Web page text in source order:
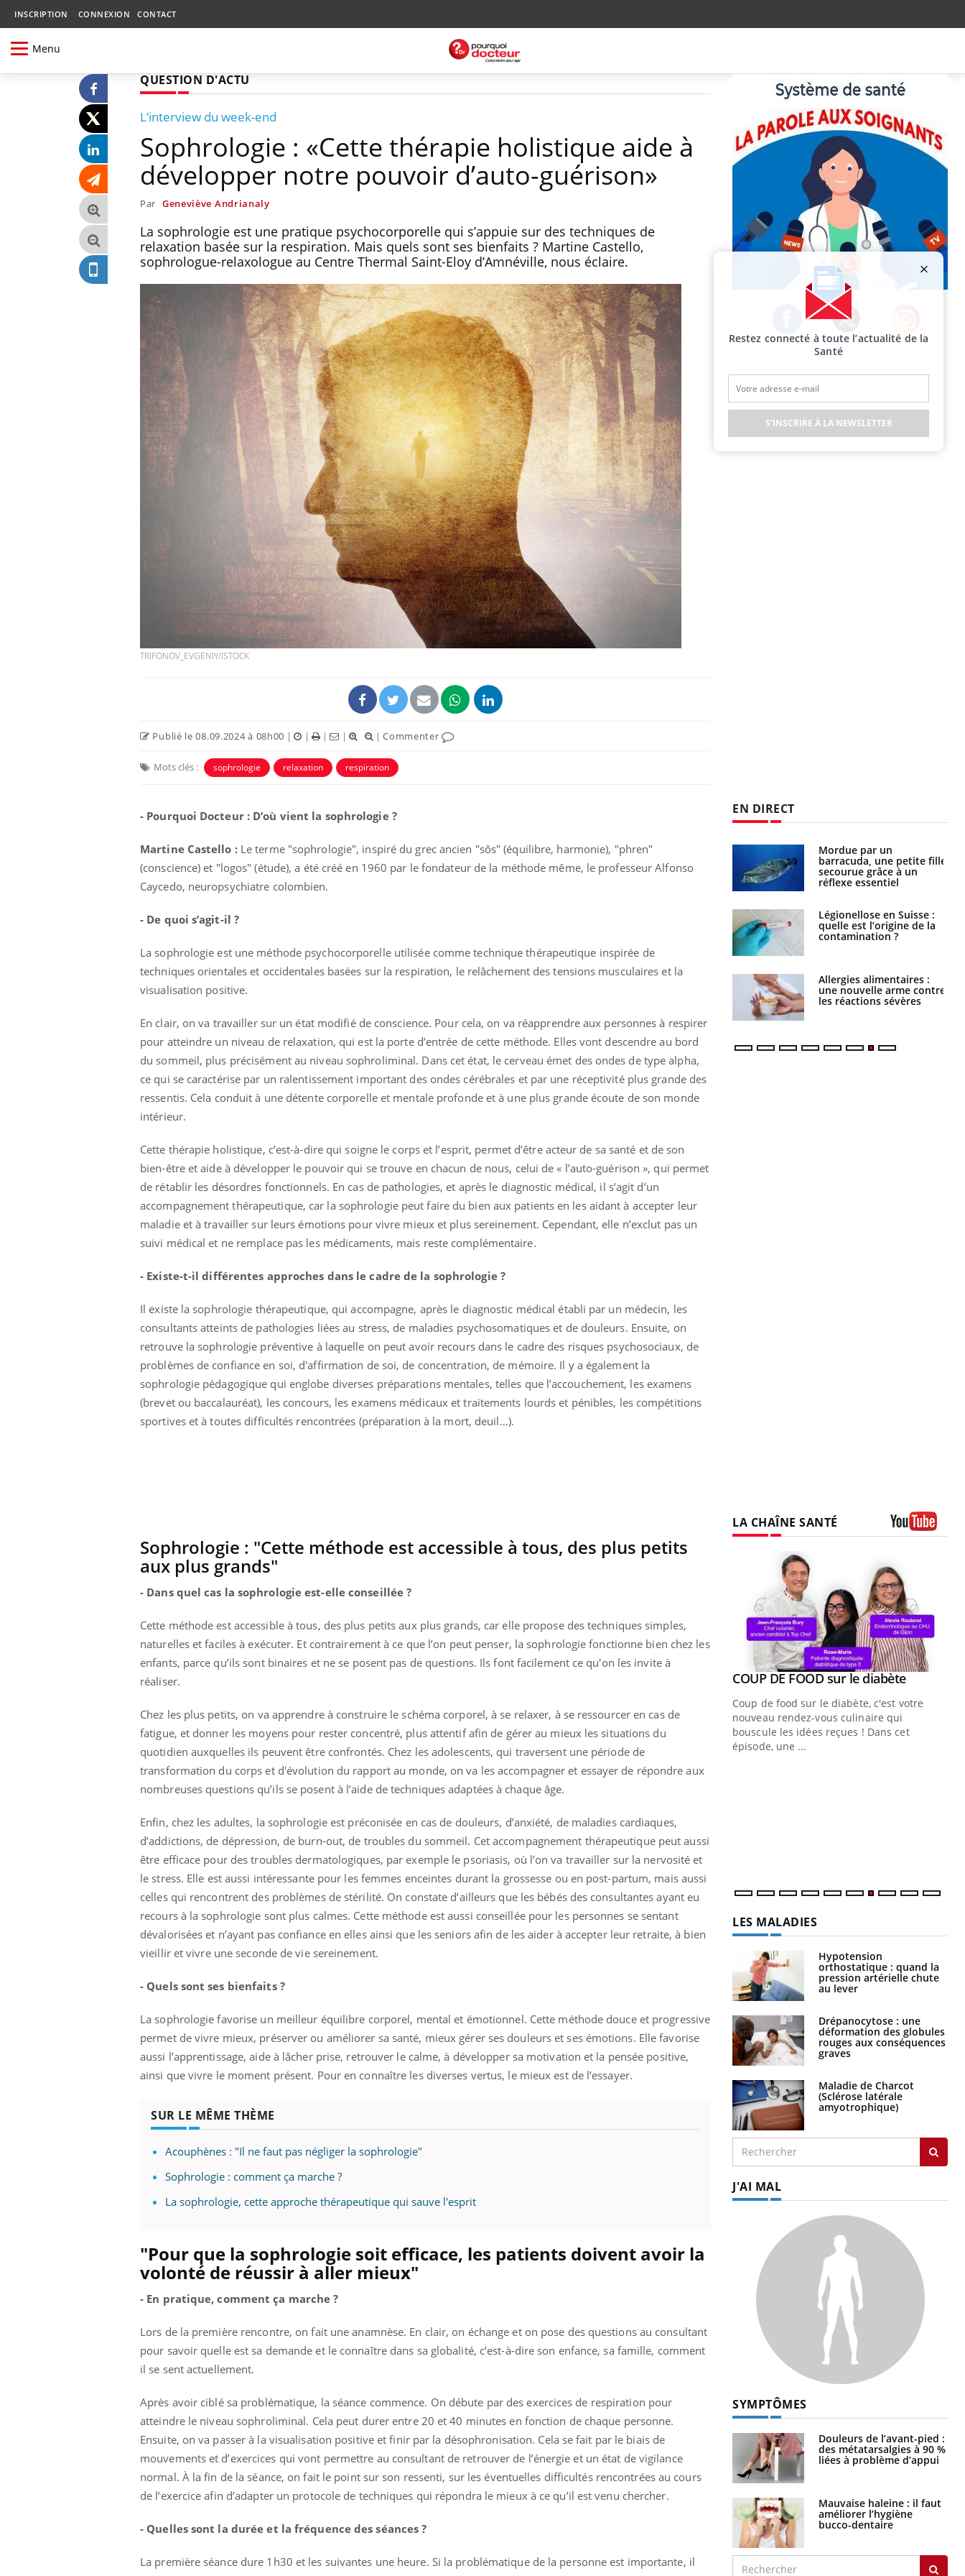
INSCRIPTION CONNEXION CONTACT
Menu
QUESTION D'ACTU
L’interview du week-end
Sophrologie : «Cette thérapie holistique aide à
développer notre pouvoir d’auto-guérison»
Par Geneviève Andrianaly
La sophrologie est une pratique psychocorporelle qui s’appuie sur des techniques de
relaxation basée sur la respiration. Mais quels sont ses bienfaits ? Martine Castello,
sophrologue-relaxologue au Centre Thermal Saint-Eloy d’Amnéville, nous éclaire.
TRIFONOV_EVGENIY/ISTOCK
Publié le 08.09.2024 à 08h00 | | | | |Commenter
Mots clés : sophrologie relaxation respiration
- Pourquoi Docteur : D’où vient la sophrologie ?
Martine Castello :Le terme "sophrologie", inspiré du grec ancien "sôs" (équilibre, harmonie), "phren"
(conscience) et "logos" (étude), a été créé en 1960 par le fondateur de la méthode même, le professeur Alfonso
Caycedo, neuropsychiatre colombien.
- De quoi s’agit-il ?
La sophrologie est une méthode psychocorporelle utilisée comme technique thérapeutique inspirée de
techniques orientales et occidentales basées sur la respiration, le relâchement des tensions musculaires et la
visualisation positive.
En clair, on va travailler sur un état modifié de conscience. Pour cela, on va réapprendre aux personnes à respirer
pour atteindre un niveau de relaxation, qui est la porte d’entrée de cette méthode. Elles vont descendre au bord
du sommeil, plus précisément au niveau sophroliminal. Dans cet état, le cerveau émet des ondes de type alpha,
ce qui se caractérise par un ralentissement important des ondes cérébrales et par une réceptivité plus grande des
ressentis. Cela conduit à une détente corporelle et mentale profonde et à une plus grande écoute de son monde
intérieur.
Cette thérapie holistique, c’est-à-dire qui soigne le corps et l’esprit, permet d’être acteur de sa santé et de son
bien-être et aide à développer le pouvoir qui se trouve en chacun de nous, celui de « l’auto-guérison », qui permet
de rétablir les désordres fonctionnels. En cas de pathologies, et après le diagnostic médical, il s’agit d’un
accompagnement thérapeutique, car la sophrologie peut faire du bien aux patients en les aidant à accepter leur
maladie et à travailler sur leurs émotions pour vivre mieux et plus sereinement. Cependant, elle n’exclut pas un
suivi médical et ne remplace pas les médicaments, mais reste complémentaire.
- Existe-t-il différentes approches dans le cadre de la sophrologie ?
Il existe la sophrologie thérapeutique, qui accompagne, après le diagnostic médical établi par un médecin, les
consultants atteints de pathologies liées au stress, de maladies psychosomatiques et de douleurs. Ensuite, on
retrouve la sophrologie préventive à laquelle on peut avoir recours dans le cadre des risques psychosociaux, de
problèmes de confiance en soi, d'affirmation de soi, de concentration, de mémoire. Il y a également la
sophrologie pédagogique qui englobe diverses préparations mentales, telles que l’accouchement, les examens
(brevet ou baccalauréat), les concours, les examens médicaux et traitements lourds et pénibles, les compétitions
sportives et à toutes difficultés rencontrées (préparation à la mort, deuil…).
Sophrologie : "Cette méthode est accessible à tous, des plus petits
aux plus grands"
- Dans quel cas la sophrologie est-elle conseillée ?
Cette méthode est accessible à tous, des plus petits aux plus grands, car elle propose des techniques simples,
naturelles et faciles à exécuter. Et contrairement à ce que l’on peut penser, la sophrologie fonctionne bien chez les
enfants, parce qu’ils sont binaires et ne se posent pas de questions. Ils font facilement ce qu'on les invite à
réaliser.
Chez les plus petits, on va apprendre à construire le schéma corporel, à se relaxer, à se ressourcer en cas de
fatigue, et donner les moyens pour rester concentré, plus attentif afin de gérer au mieux les situations du
quotidien auxquelles ils peuvent être confrontés. Chez les adolescents, qui traversent une période de
transformation du corps et d'évolution du rapport au monde, on va les accompagner et essayer de répondre aux
nombreuses questions qu’ils se posent à l’aide de techniques adaptées à chaque âge.
Enfin, chez les adultes, la sophrologie est préconisée en cas de douleurs, d’anxiété, de maladies cardiaques,
d’addictions, de dépression, de burn-out, de troubles du sommeil. Cet accompagnement thérapeutique peut aussi
être efficace pour des troubles dermatologiques, par exemple le psoriasis, où l’on va travailler sur la nervosité et
le stress. Elle est aussi intéressante pour les femmes enceintes durant la grossesse ou en post-partum, mais aussi
celles qui rencontrent des problèmes de stérilité. On constate d’ailleurs que les bébés des consultantes ayant eu
recours à la sophrologie sont plus calmes. Cette méthode est aussi conseillée pour les personnes se sentant
dévalorisées et n’ayant pas confiance en elles ainsi que les seniors afin de les aider à accepter leur retraite, à bien
vieillir et vivre une seconde de vie sereinement.
- Quels sont ses bienfaits ?
La sophrologie favorise un meilleur équilibre corporel, mental et émotionnel. Cette méthode douce et progressive
permet de vivre mieux, préserver ou améliorer sa santé, mieux gérer ses douleurs et ses émotions. Elle favorise
aussi l’apprentissage, aide à lâcher prise, retrouver le calme, à développer sa motivation et la pensée positive,
ainsi que vivre le moment présent. Pour en connaître les diverses vertus, le mieux est de l’essayer.
SUR LE MÊME THÈME
Acouphènes : "Il ne faut pas négliger la sophrologie"
Sophrologie : comment ça marche ?
La sophrologie, cette approche thérapeutique qui sauve l'esprit
"Pour que la sophrologie soit efficace, les patients doivent avoir la
volonté de réussir à aller mieux"
- En pratique, comment ça marche ?
Lors de la première rencontre, on fait une anamnèse. En clair, on échange et on pose des questions au consultant
pour savoir quelle est sa demande et le connaître dans sa globalité, c’est-à-dire son enfance, sa famille, comment
il se sent actuellement.
Après avoir ciblé sa problématique, la séance commence. On débute par des exercices de respiration pour
atteindre le niveau sophroliminal. Cela peut durer entre 20 et 40 minutes en fonction de chaque personne.
Ensuite, on va passer à la visualisation positive et finir par la désophronisation. Cela se fait par le biais de
mouvements et d’exercices qui vont permettre au consultant de retrouver de l’énergie et un état de vigilance
normal. À la fin de la séance, on fait le point sur son ressenti, sur les éventuelles difficultés rencontrées au cours
de l’exercice afin d’adapter un protocole de techniques qui répondra le mieux à ce qu’il est venu chercher.
- Quelles sont la durée et la fréquence des séances ?
La première séance dure 1h30 et les suivantes une heure. Si la problématique de la personne est importante, il
Facebook Twitter Instagram
EN DIRECT
Fortes chaleurs :
pourquoi le risque de
noyade grimpe-t-il ?
Le Viagra pourrait-il
freiner la propagation du
Pourquoi manger moins
de protéines pourrait
finalement être bénéfique
Grossesse et chaleur : ce
que dit la science
Mordue par une tique en
Mordue par un
barracuda, une petite fille
secourue grâce à un
réflexe essentiel
Légionellose en Suisse :
quelle est l’origine de la
contamination ?
Allergies alimentaires :
une nouvelle arme contre
les réactions sévères
Comment gérer le
sommeil des enfants en
vacances ?
Bilan prévention : ce que
les kinés pourront
bientôt faire
TDAH : quel est ce
traitement autorisé aux
États-Unis ?
LA CHAÎNE SANTÉ
Diabète & Ramadan 2026
nombreuses personnes atteintes de
diabète, c'est une période de questions, de
préventive
Un établissement lié à un groupe
mutualiste innove en matière de bilan de
santé : l'utilisation d'un « jumeau
numérique » permet ...
Youtube
COUP DE FOOD sur le diabèteYoutube
Coup de food sur le diabète, c'est votre
nouveau rendez-vous culinaire qui
bouscule les idées reçues ! Dans cet
épisode, une ...
Youtube
Quand l’entreprise mise sur le bien
"Les rendez-vous de la santé et de la
qualité de vie au travail" de Pourquoi
Docteur reçoivent Régis Blugeon, DRH et
LES MALADIES
Hypotension
orthostatique : quand la
pression artérielle chute
au lever
Drépanocytose : une
déformation des globules
rouges aux conséquences
graves
Maladie de Charcot
(Sclérose latérale
amyotrophique)
J'AI MAL
SYMPTÔMES
Douleurs de l’avant-pied :
des métatarsalgies à 90 %
liées à problème d’appui
Mauvaise haleine : il faut
améliorer l’hygiène
bucco-dentaire
Restez connecté à toute l’actualité de la
Santé
S'INSCRIRE À LA NEWSLETTER